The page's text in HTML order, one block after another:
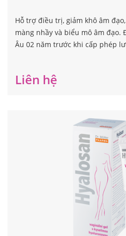
Hỗ trợ điều trị, giảm khô âm
màng nhầy và biểu mô âm đạo.
Âu 02 năm trước khi cấp phép
Liên hệ